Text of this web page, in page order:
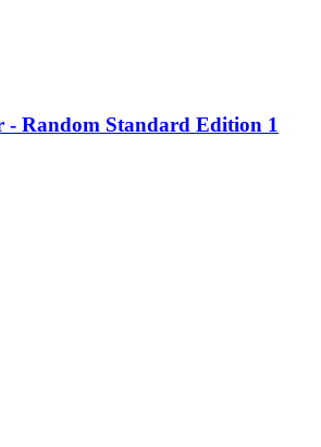
- Random Standard Edition 1